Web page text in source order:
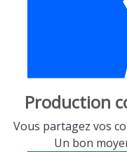
Production
Vous partagez vos
Un bon